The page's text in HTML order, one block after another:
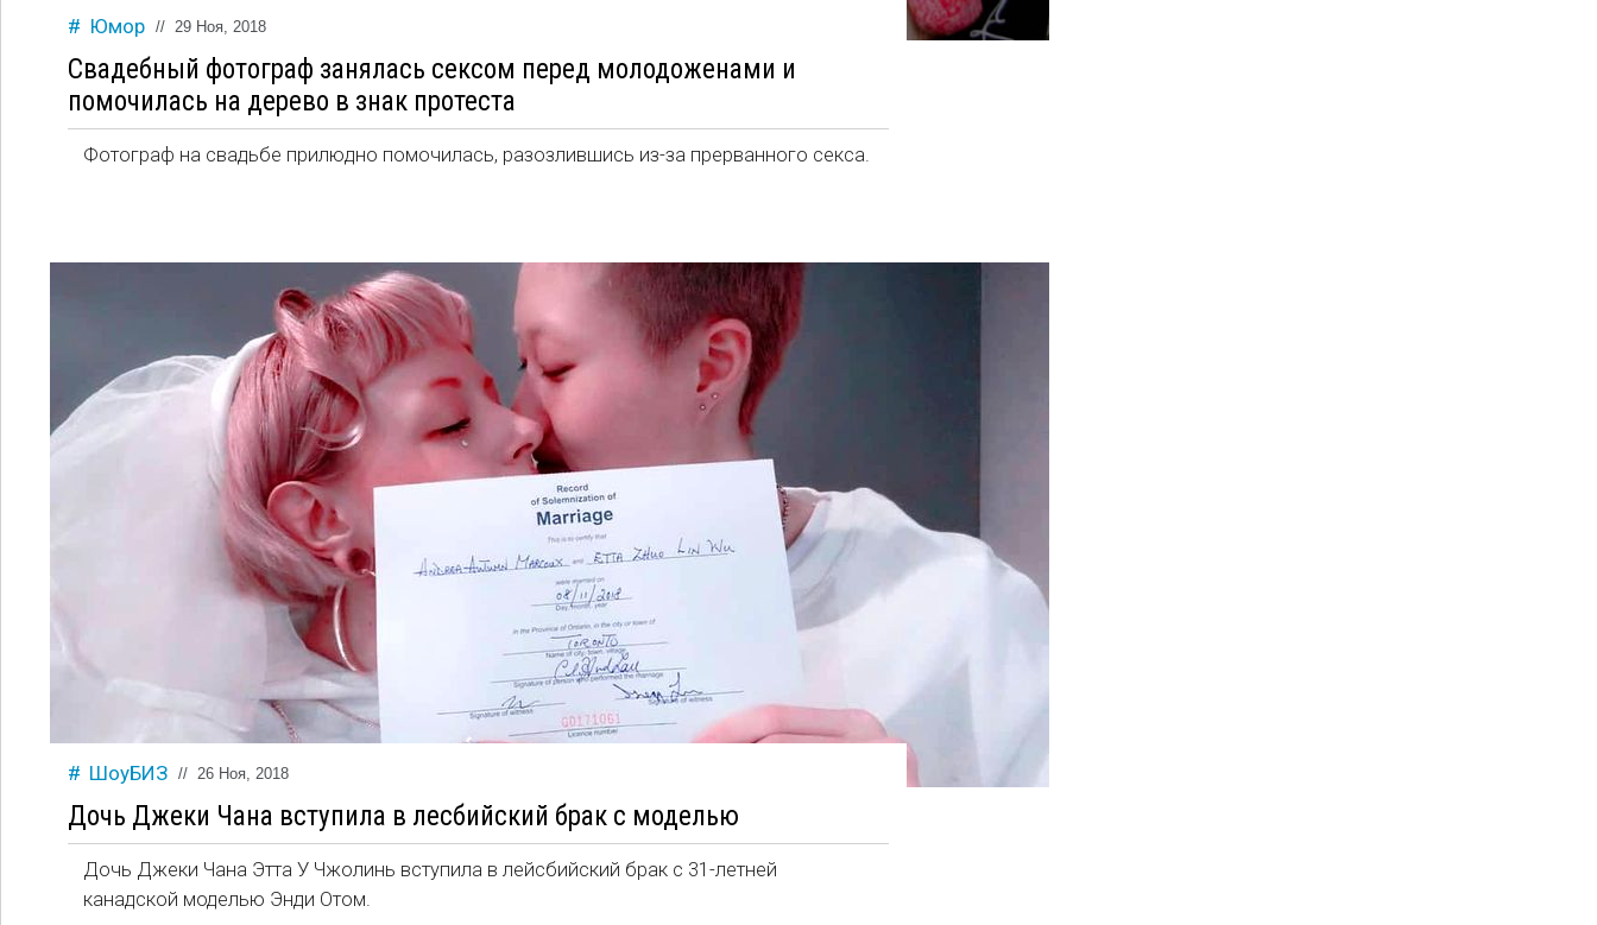
Юмор // 29 Ноя, 2018
Свадебный фотограф занялась сексом перед молодоженами и
помочилась на дерево в знак протеста
Фотограф на свадьбе прилюдно помочилась, разозлившись из-за прерванного секса.
ШоуБИЗ // 26 Ноя, 2018
Дочь Джеки Чана вступила в лесбийский брак с моделью
Дочь Джеки Чана Этта У Чжолинь вступила в лейсбийский брак с 31-летней
канадской моделью Энди Отом.